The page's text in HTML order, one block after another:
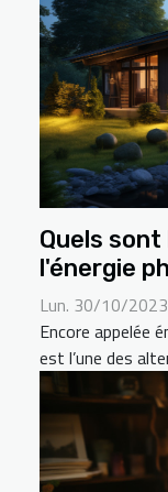
Quels
l'énergie
Lun. 30/10/
Encore appelée
est l’une des